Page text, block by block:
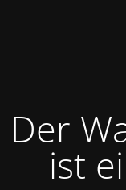
Der
ist